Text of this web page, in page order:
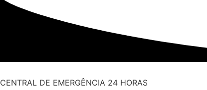
CENTRAL DE EMERGÊNCIA 24 HORAS